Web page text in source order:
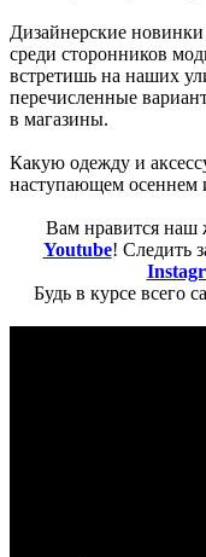
Дизайнерские
среди сторонников
встретишь на наших
перечисленные
в магазины.
Какую одежду и
наступающем осеннем
Вам нравится наш
Youtube! Следить
Будь в курсе всего